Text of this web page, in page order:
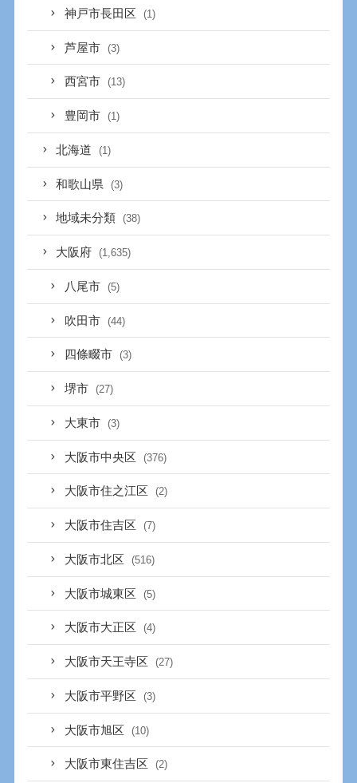
神戸市長田区 (1)
芦屋市 (3)
西宮市 (13)
豊岡市 (1)
北海道 (1)
和歌山県 (3)
地域未分類 (38)
大阪府 (1,635)
八尾市 (5)
吹田市 (44)
四條畷市 (3)
堺市 (27)
大東市 (3)
大阪市中央区 (376)
大阪市住之江区 (2)
大阪市住吉区 (7)
大阪市北区 (516)
大阪市城東区 (5)
大阪市大正区 (4)
大阪市天王寺区 (27)
大阪市平野区 (3)
大阪市旭区 (10)
大阪市東住吉区 (2)